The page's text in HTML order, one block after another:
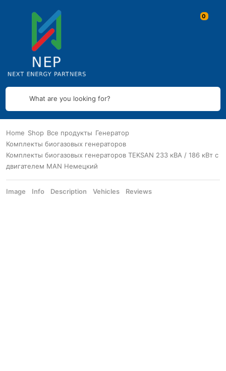
What are you looking for?
Home Shop Все продукты Генератор
Комплекты биогазовых генераторов
Комплекты биогазовых генераторов TEKSAN 233 кВА / 186 кВт с
двигателем MAN Немецкий
Image Info Description Vehicles Reviews